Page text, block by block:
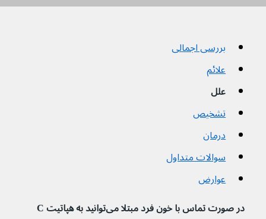
بررسی اجمالی
علائم
علل
تشخیص
درمان
سوالات متداول
عوارض
در صورت تماس با خون فرد مبتلا می‌توانید به هپاتیت C